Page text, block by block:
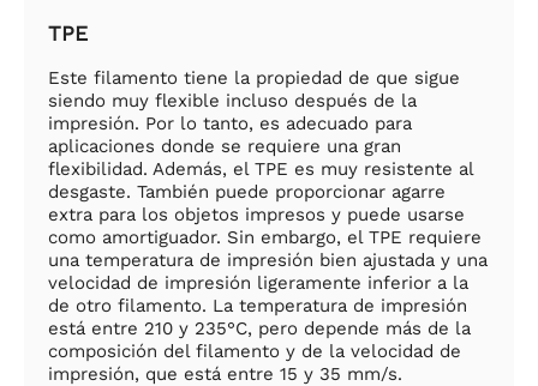
TPE
Este filamento tiene la propiedad de que sigue
siendo muy flexible incluso después de la
impresión. Por lo tanto, es adecuado para
aplicaciones donde se requiere una gran
flexibilidad. Además, el TPE es muy resistente al
desgaste. También puede proporcionar agarre
extra para los objetos impresos y puede usarse
como amortiguador. Sin embargo, el TPE requiere
una temperatura de impresión bien ajustada y una
velocidad de impresión ligeramente inferior a la
de otro filamento. La temperatura de impresión
está entre 210 y 235°C, pero depende más de la
composición del filamento y de la velocidad de
impresión, que está entre 15 y 35 mm/s.